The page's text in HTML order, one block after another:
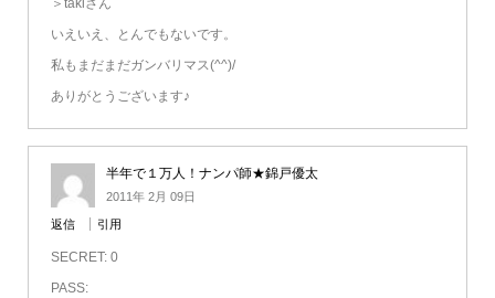
＞takiさん
いえいえ、とんでもないです。
私もまだまだガンバリマス(^^)/
ありがとうございます♪
半年で１万人！ナンパ師★錦戸優太
2011年 2月 09日
返信 引用
SECRET: 0
PASS: